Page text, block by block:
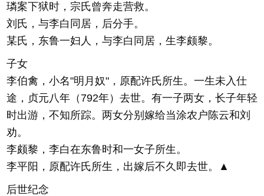
璘案下狱时，宗氏曾奔走营救。
刘氏，与李白同居，后分手。
某氏，东鲁一妇人，与李白同居，生李颇黎。
子女
李伯禽，小名"明月奴"，原配许氏所生。一生未入仕
途，贞元八年（792年）去世。有一子两女，长子年轻
时出游，不知所踪。两女分别嫁给当涂农户陈云和刘
劝。
李颇黎，李白在东鲁时和一女子所生。
李平阳，原配许氏所生，出嫁后不久即去世。▲
后世纪念